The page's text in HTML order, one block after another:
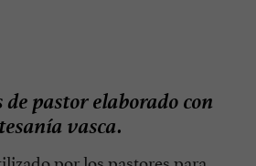
pastor elaborado con
vasca.
por los pastores para